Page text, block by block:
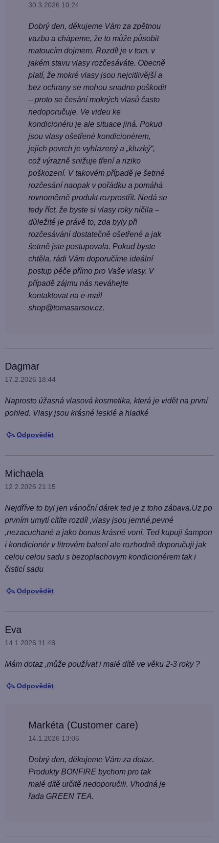
30.3.2026 10:24
Dobrý den, děkujeme Vám za zpětnou
vazbu a chápeme, že to může působit
matoucím dojmem. Rozdíl je v tom, v
jakém stavu vlasy rozčesáváte. Obecně
platí, že mokré vlasy jsou nejcitlivější a
bez ochrany se mohou snadno poškodit
– proto se česání mokrých vlasů často
nedoporučuje. Ve videu ke
kondicionéru je ale situace jiná. Pokud
jsou vlasy ošetřené kondicionérem,
jejich povrch je vyhlazený a „kluzký“,
což výrazně snižuje tření a riziko
poškození. V takovém případě je šetrné
rozčesání naopak v pořádku a pomáhá
rovnoměrně produkt rozprostřít. Nedá se
tedy říct, že byste si vlasy roky ničila –
důležité je právě to, zda byly při
rozčesávání dostatečně ošetřené a jak
šetrně jste postupovala. Pokud byste
chtěla, rádi Vám doporučíme ideální
postup péče přímo pro Vaše vlasy. V
případě zájmu nás neváhejte
kontaktovat na e-mail
shop@tomasarsov.cz.
Dagmar
17.2.2026 18:44
Naprosto úžasná vlasová kosmetika, která je vidět na první
pohled. Vlasy jsou krásné lesklé a hladké
Odpovědět
Michaela
12.2.2026 21:15
Nejdříve to byl jen vánoční dárek ted je z toho zábava.Uz po
prvním umytí cítíte rozdíl ,vlasy jsou jemné,pevné
,nezacuchané a jako bonus krásné voní. Ted kupuji šampon
i kondicionér v litrovém balení ale rozhodně doporučuji jak
celou celou sadu s bezoplachovym kondicionérem tak i
čisticí sadu
Odpovědět
Eva
14.1.2026 11:48
Mám dotaz ,může používat i malé dítě ve věku 2-3 roky ?
Odpovědět
Markéta (Customer care)
14.1.2026 13:06
Dobrý den, děkujeme Vám za dotaz.
Produkty BONFIRE bychom pro tak
malé dítě určitě nedoporučili. Vhodná je
řada GREEN TEA.